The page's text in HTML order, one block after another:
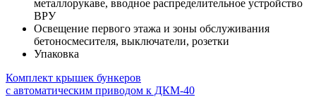
металлорукаве, вводное распределительное устройство
ВРУ
Oсвещение первого этажа и зоны обслуживания
бетоносмесителя, выключатели, розетки
Упаковка
Комплект крышек бункеров
с автоматическим приводом к ДКМ-40